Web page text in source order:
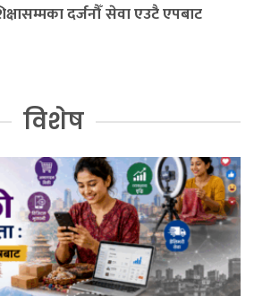
दर्जनौँ सेवा एउटै एपबाट
विशेष